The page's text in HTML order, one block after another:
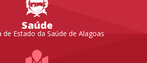
Saúde
de Estado da Saúde de Alagoas